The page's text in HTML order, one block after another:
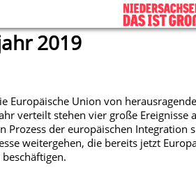
2019
Europäische Union von
verteilt stehen vier große Ereignisse
Prozess der europäischen Integration
weitergehen, die bereits jetzt